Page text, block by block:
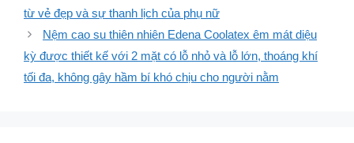
từ vẻ đẹp và sự thanh lịch của phụ nữ
Nệm cao su thiên nhiên Edena Coolatex êm mát diệu
kỳ được thiết kế với 2 mặt có lỗ nhỏ và lỗ lớn, thoáng khí
tối đa, không gây hầm bí khó chịu cho người nằm